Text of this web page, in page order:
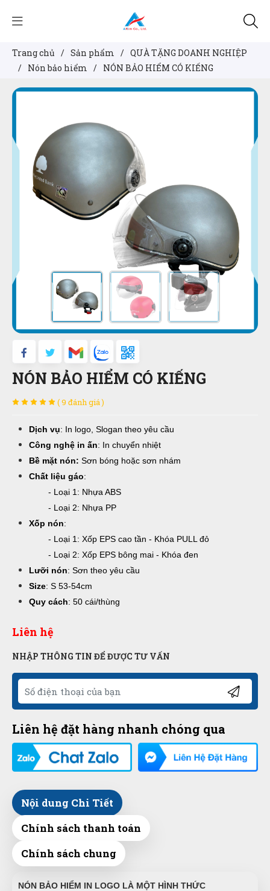
Trang chủ / Sản phẩm / QUÀ TẶNG DOANH NGHIỆP
/ Nón bảo hiểm / NÓN BẢO HIỂM CÓ KIẾNG
NÓN BẢO HIỂM CÓ KIẾNG
( 9 đánh giá )
Dịch vụ: In logo, Slogan theo yêu cầu
Công nghệ in ấn: In chuyển nhiệt
Bề mặt nón: Sơn bóng hoặc sơn nhám
Chất liệu gáo:
- Loại 1: Nhựa ABS
- Loại 2: Nhựa PP
Xốp nón:
- Loại 1: Xốp EPS cao tần - Khóa PULL đỏ
- Loại 2: Xốp EPS bông mai - Khóa đen
Lưỡi nón: Sơn theo yêu cầu
Size: S 53-54cm
Quy cách: 50 cái/thùng
Liên hệ
NHẬP THÔNG TIN ĐỂ ĐƯỢC TƯ VẤN
Liên hệ đặt hàng nhanh chóng qua
Nội dung Chi Tiết
Chính sách thanh toán
Chính sách chung
NÓN BẢO HIỂM IN LOGO LÀ MỘT HÌNH THỨC